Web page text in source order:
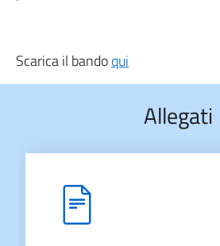
Scarica il bandoqui
Allegati